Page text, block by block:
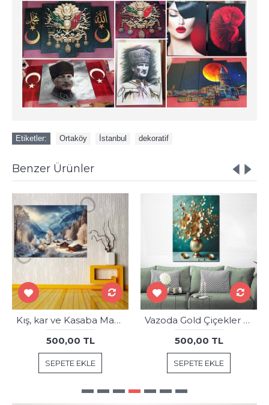
Etiketler: Ortaköy İstanbul dekoratif
Benzer Ürünler
Kış, kar ve Kasaba Manzara Yağlı Boya Görünüm Kanvas Tablo dkmr397
500,00 TL
SEPETE EKLE
Vazoda Gold Çiçekler Dekoratif Tablo dkmr511
500,00 TL
SEPETE EKLE